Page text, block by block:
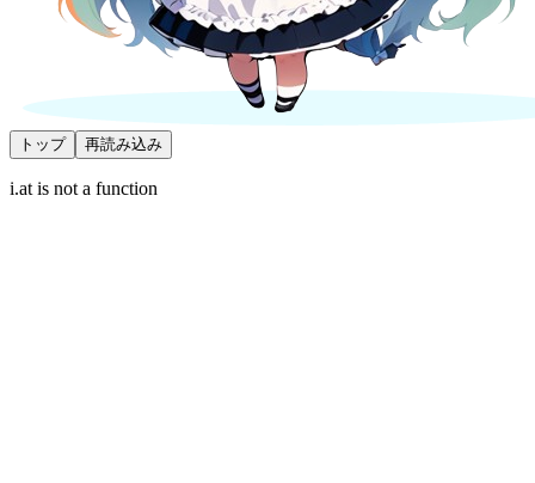
トップ 再読み込み
i.at is not a function